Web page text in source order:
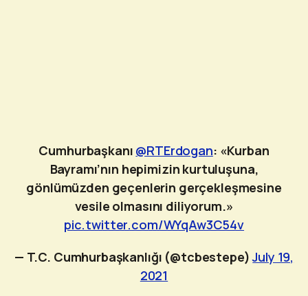
Cumhurbaşkanı @RTErdogan: «Kurban
Bayramı’nın hepimizin kurtuluşuna,
gönlümüzden geçenlerin gerçekleşmesine
vesile olmasını diliyorum.»
pic.twitter.com/WYqAw3C54v
— T.C. Cumhurbaşkanlığı (@tcbestepe)July 19,
2021